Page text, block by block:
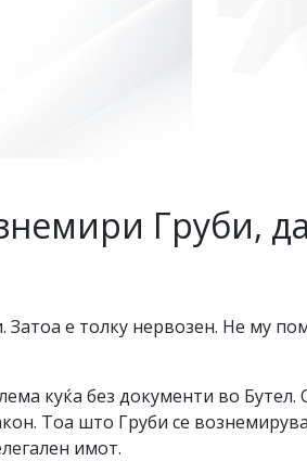
Груби,
е толку нервозен. Не му
куќа без документи во Бутел.
Тоа што Груби се
имот.